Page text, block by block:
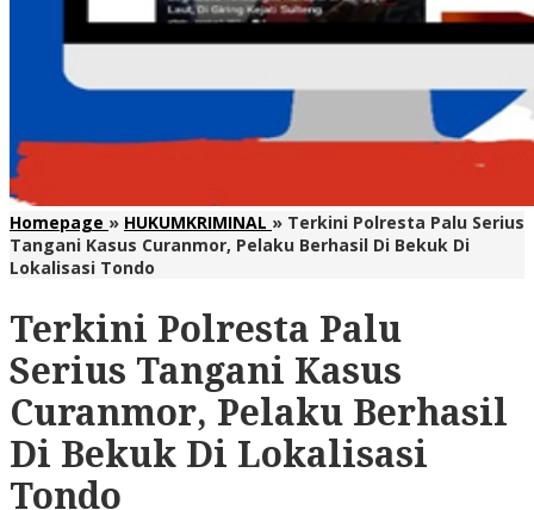
Homepage » HUKUMKRIMINAL » Terkini Polresta Palu Serius
Tangani Kasus Curanmor, Pelaku Berhasil Di Bekuk Di
Lokalisasi Tondo
Terkini Polresta Palu
Serius Tangani Kasus
Curanmor, Pelaku Berhasil
Di Bekuk Di Lokalisasi
Tondo